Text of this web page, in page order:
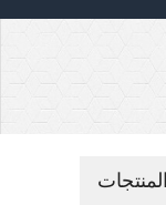
المنتجات